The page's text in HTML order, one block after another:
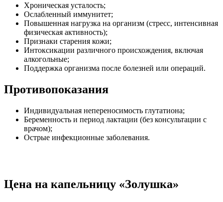
Хроническая усталость;
Ослабленный иммунитет;
Повышенная нагрузка на организм (стресс, интенсивная
физическая активность);
Признаки старения кожи;
Интоксикации различного происхождения, включая
алкогольные;
Поддержка организма после болезней или операций.
Противопоказания
Индивидуальная непереносимость глутатиона;
Беременность и период лактации (без консультации с
врачом);
Острые инфекционные заболевания.
Цена на капельницу «Золушка»